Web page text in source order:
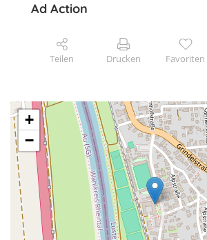
Ad Action
Teilen Drucken Favoriten
+
−